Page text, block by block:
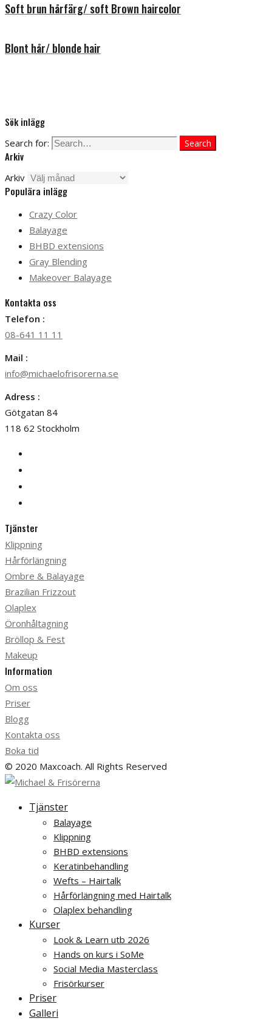
Soft brun hårfärg/ soft Brown haircolor
Blont hår/ blonde hair
Sök inlägg
Search for: Search
Arkiv
Arkiv
Populära inlägg
Crazy Color
Balayage
BHBD extensions
Gray Blending
Makeover Balayage
Kontakta oss
Telefon :
08-641 11 11
Mail :
info@michaelofrisorerna.se
Adress :
Götgatan 84
118 62 Stockholm
Tjänster
Klippning
Hårförlängning
Ombre & Balayage
Brazilian Frizzout
Olaplex
Öronhåltagning
Bröllop & Fest
Makeup
Information
Om oss
Priser
Blogg
Kontakta oss
Boka tid
© 2020 Maxcoach. All Rights Reserved
Tjänster
Balayage
Klippning
BHBD extensions
Keratinbehandling
Wefts – Hairtalk
Hårförlängning med Hairtalk
Olaplex behandling
Kurser
Look & Learn utb 2026
Hands on kurs i SoMe
Social Media Masterclass
Frisörkurser
Priser
Galleri